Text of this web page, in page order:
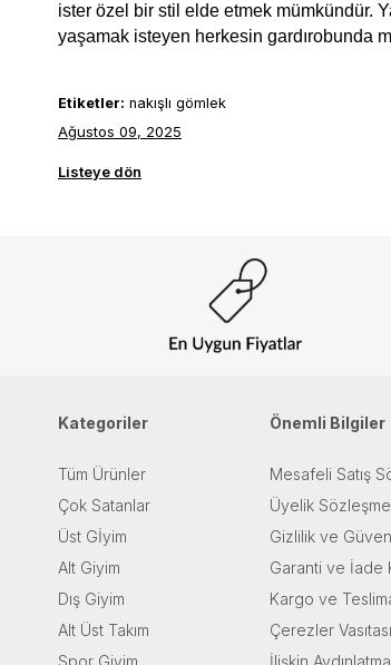
ister özel bir stil elde etmek mümkündür.
yaşamak isteyen herkesin gardırobunda
Etiketler: nakışlı gömlek
Ağustos 09, 2025
Listeye dön
Kategoriler
Tüm Ürünler
Çok Satanlar
Üst Gİyim
Alt Giyim
Dış Giyim
Alt Üst Takım
Spor Giyim
Önemli Bilgiler
Mesafeli Satış
Üyelik
Gizlilik ve
Garanti ve İade
Kargo ve
Çerezler
İlişkin